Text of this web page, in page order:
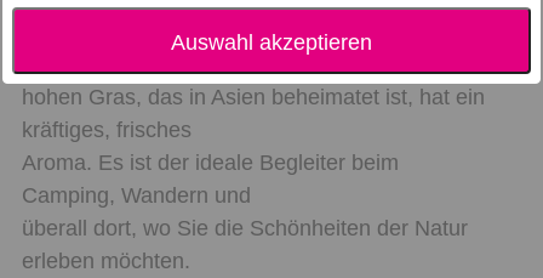
Auswahl akzeptieren
Das ätherische Öl aus den Blättern der
hohen Gras, das in Asien beheimatet ist, hat ein
kräftiges, frisches
Aroma. Es ist der ideale Begleiter beim
Camping, Wandern und
überall dort, wo Sie die Schönheiten der Natur
erleben möchten.